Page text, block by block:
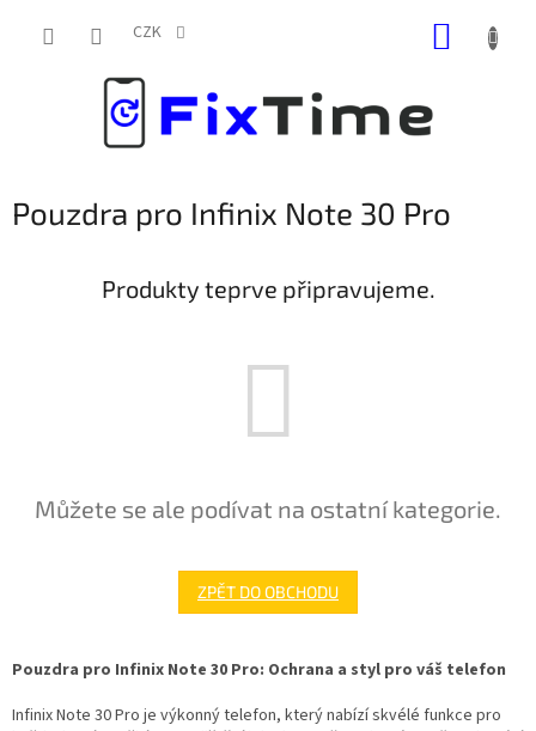
CZK
Pouzdra pro Infinix Note 30 Pro
Produkty teprve připravujeme.
Můžete se ale podívat na ostatní kategorie.
ZPĚT DO OBCHODU
Pouzdra pro Infinix Note 30 Pro: Ochrana a styl pro váš telefon
Infinix Note 30 Pro je výkonný telefon, který nabízí skvélé funkce pro